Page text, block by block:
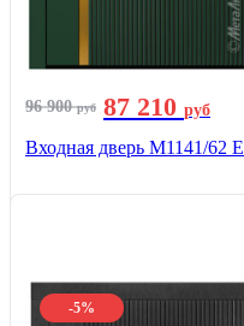
96 900руб 87 210 руб
Входная дверь М1141/62 Е
-5%